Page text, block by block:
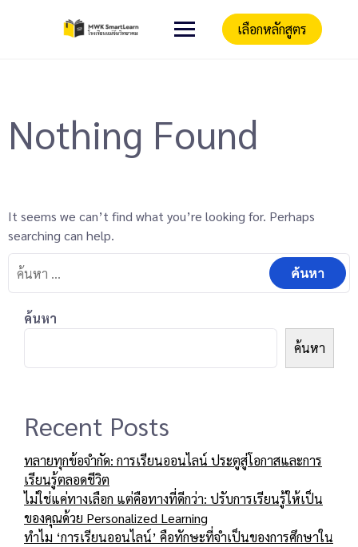
เลือกหลักสูตร
Nothing Found
It seems we can’t find what you’re looking for. Perhaps
searching can help.
ค้นหา
ค้นหา
Recent Posts
ทลายทุกข้อจำกัด: การเรียนออนไลน์ ประตูสู่โอกาสและการ
เรียนรู้ตลอดชีวิต
ไม่ใช่แค่ทางเลือก แต่คือทางที่ดีกว่า: ปรับการเรียนรู้ให้เป็น
ของคุณด้วย Personalized Learning
ทำไม ‘การเรียนออนไลน์’ คือทักษะที่จำเป็นของการศึกษาใน